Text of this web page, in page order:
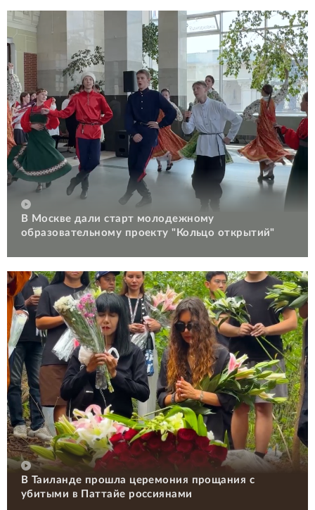
В Москве дали старт молодежному
образовательному проекту "Кольцо открытий"
В Таиланде прошла церемония прощания с
убитыми в Паттайе россиянами